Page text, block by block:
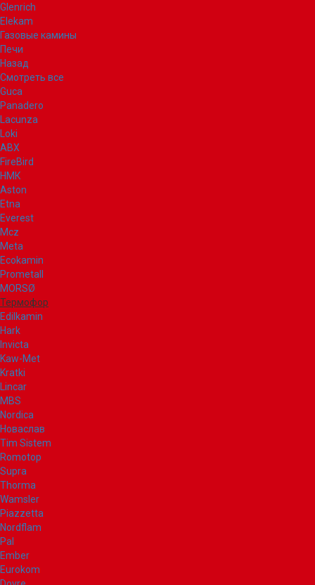
Glenrich
Elekam
Газовые камины
Печи
Назад
Смотреть все
Guca
Panadero
Lacunza
Loki
ABX
FireBird
НМК
Aston
Etna
Everest
Mcz
Meta
Ecokamin
Prometall
MORSØ
Термофор
Edilkamin
Hark
Invicta
Kaw-Met
Kratki
Lincar
MBS
Nordica
Новаслав
Tim Sistem
Romotop
Supra
Thorma
Wamsler
Piazzetta
Nordflam
Pal
Ember
Eurokom